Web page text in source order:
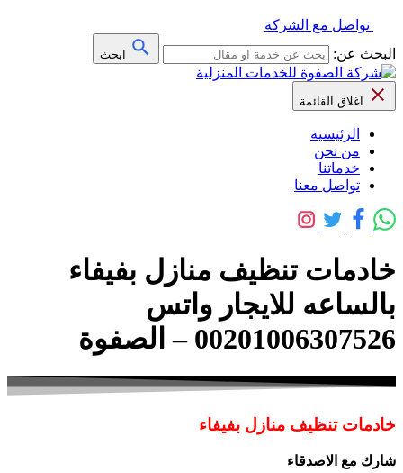
تواصل مع الشركة
البحث عن:
ابحث
اغلاق القائمة
الرئيسية
من نحن
خدماتنا
تواصل معنا
خادمات تنظيف منازل بفيفاء
بالساعه للايجار واتس
00201006307526 – الصفوة
خادمات تنظيف منازل بفيفاء
شارك مع الاصدقاء